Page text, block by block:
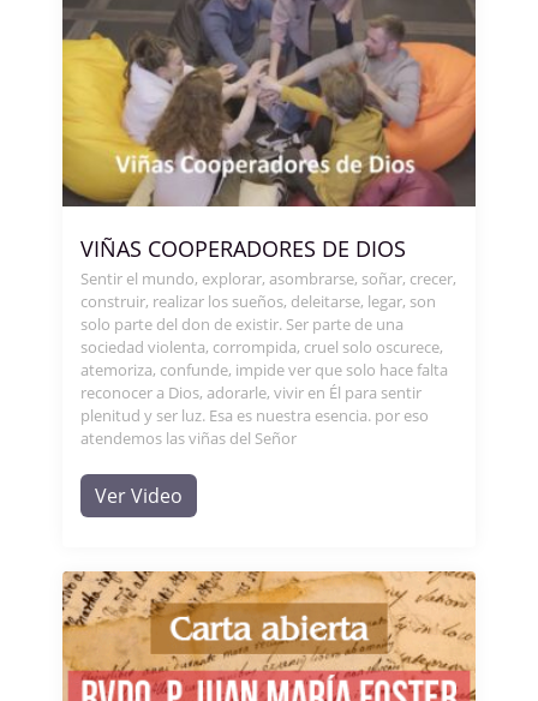
VIÑAS COOPERADORES DE DIOS
Sentir el mundo, explorar, asombrarse, soñar, crecer,
construir, realizar los sueños, deleitarse, legar, son
solo parte del don de existir. Ser parte de una
sociedad violenta, corrompida, cruel solo oscurece,
atemoriza, confunde, impide ver que solo hace falta
reconocer a Dios, adorarle, vivir en Él para sentir
plenitud y ser luz. Esa es nuestra esencia. por eso
atendemos las viñas del Señor
Ver Video